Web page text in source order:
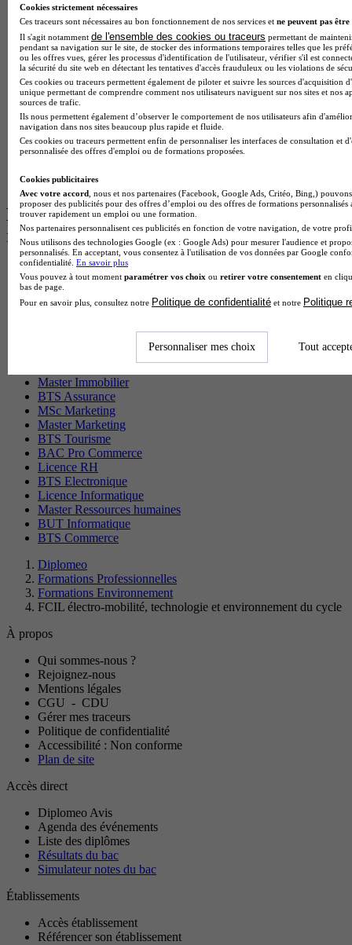
BTS Sam en alternance
Cap Fleuriste en alternance
BTS Sio en alternance
MSc Marketing Digital en alternance
BTS Gpme en alternance
Cap Electricien en alternance
BTS Gpn en alternance
BTS Domotique en alternance
BAC Pro Agora en alternance
BTS Sta en alternance
BTS Iris en alternance
BTS Ati en alternance
Les diplômes par filière les plus
recherchés
CS Sport
Master Sport
MBA Marketing
Master Management
Master Immobilier
BTS Assurance
MSc Marketing
Master Marketing
BTS Tourisme
BAC Pro Commerce
Licence RH
BTS Electronique
Licence Informatique
Master Ressources humaines
BUT Informatique
BTS Commerce
Diplomeo
Formations Professionnelles
Formations Environnement
FCIL électro-mobilité, technologie et environnement du cycle
À propos
Qui sommes-nous ?
Rejoignez-nous
Mentions légales
CGU - CDU
Gérer mes traceurs
Politique de confidentialité
Accessibilité : Non conforme
Plan de site
Accès direct
Diplomeo Avis
Agenda des événements
Liste des diplômes
Résultats du bac
Simulateur notes du bac
Établissements
Accès établissement
Référencer son établissement
Cookies strictement nécessaires
Ces traceurs sont nécessaires au bon fonctionnement de nos services et ne peuvent pas être
Il s'agit notamment de l'ensemble des cookies ou traceurs permettant de
pendant sa navigation sur le site, de stocker des informations temporaires telles que les
ou les offres vues, gérer les processus d'identification de l'utilisateur, vérifier s'il est
la sécurité du site web en détectant les tentatives d'accès frauduleux ou les violations de
Ces cookies ou traceurs permettent également de piloter et suivre les sources d'acquisition
unique permettant de comprendre comment nos utilisateurs naviguent sur nos sites et nos
sources de trafic.
Ils nous permettent également d’observer le comportement de nos utilisateurs afin
navigation dans nos sites beaucoup plus rapide et fluide.
Ces cookies ou traceurs permettent enfin de personnaliser les interfaces de consultation et
personnalisée des offres d'emploi ou de formations proposées.
Cookies publicitaires
Avec votre accord , nous et nos partenaires (Facebook, Google Ads, Critéo, Bing,)
proposer des publicités pour des offres d’emploi ou des offres de formations
trouver rapidement un emploi ou une formation.
Nos partenaires personnalisent ces publicités en fonction de votre navigation, de votre
Nous utilisons des technologies Google (ex : Google Ads) pour mesurer l'audience et
personnalisés. En acceptant, vous consentez à l'utilisation de vos données par Google
confidentialité. En savoir plus
Vous pouvez à tout moment paramétrer vos choix ou retirer votre consentement en
bas de page.
Pour en savoir plus, consultez notre Politique de confidentialité et notre Politique
Personnaliser mes choix Tout